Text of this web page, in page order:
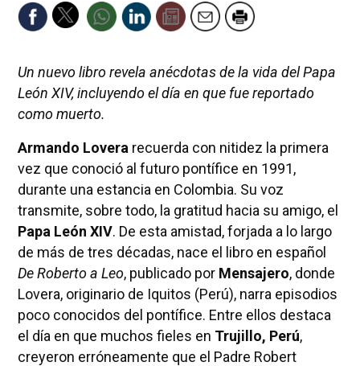
Un nuevo libro revela anécdotas de la vida del Papa
León XIV, incluyendo el día en que fue reportado
como muerto.
Armando Lovera recuerda con nitidez la primera
vez que conoció al futuro pontífice en 1991,
durante una estancia en Colombia. Su voz
transmite, sobre todo, la gratitud hacia su amigo, el
Papa León XIV. De esta amistad, forjada a lo largo
de más de tres décadas, nace el libro en español
De Roberto a Leo, publicado por Mensajero, donde
Lovera, originario de Iquitos (Perú), narra episodios
poco conocidos del pontífice. Entre ellos destaca
el día en que muchos fieles en Trujillo, Perú,
creyeron erróneamente que el Padre Robert